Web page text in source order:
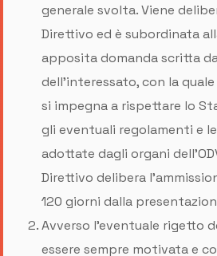
generale svolta. Viene
Direttivo ed è subordinata
apposita domanda scritta
dell'interessato, con la
si impegna a rispettare lo
gli eventuali regolamenti e
adottate dagli organi
Direttivo delibera
120 giorni dalla
Avverso l'eventuale rigetto
essere sempre motivata e